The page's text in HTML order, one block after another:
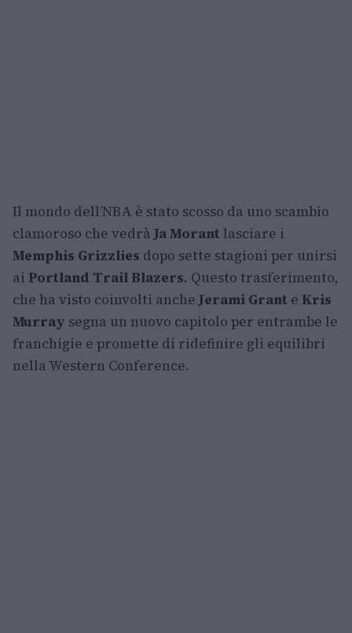
Il mondo dell’NBA è stato scosso da uno scambio
clamoroso che vedràJa Morant lasciare i
Memphis Grizzlies dopo sette stagioni per unirsi
ai Portland Trail Blazers. Questo trasferimento,
che ha visto coinvolti ancheJerami Grant e Kris
Murray segna un nuovo capitolo per entrambe le
franchigie e promette di ridefinire gli equilibri
nella Western Conference.